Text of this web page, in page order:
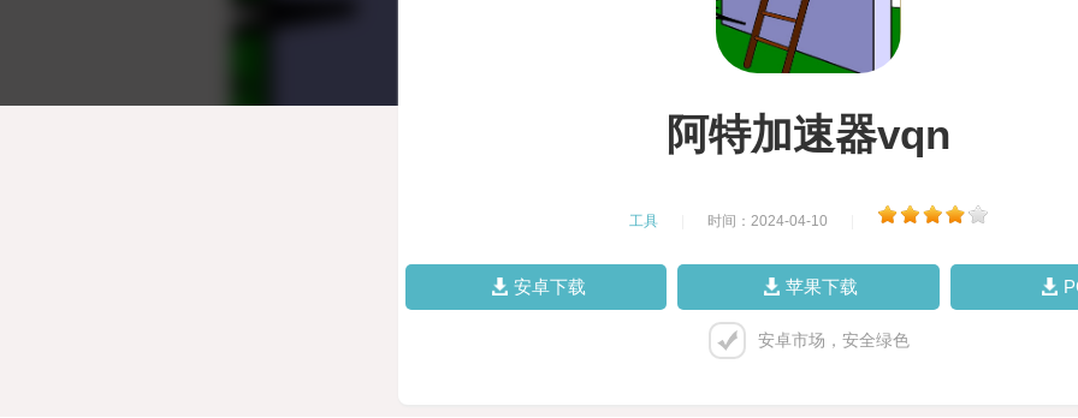
阿特加速器vqn
工具 时间：2024-04-10
安卓下载 苹果下载
安卓市场，安全绿色